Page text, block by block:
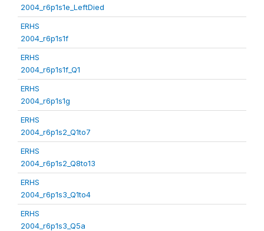
2004_r6p1s1e_LeftDied
ERHS
2004_r6p1s1f
ERHS
2004_r6p1s1f_Q1
ERHS
2004_r6p1s1g
ERHS
2004_r6p1s2_Q1to7
ERHS
2004_r6p1s2_Q8to13
ERHS
2004_r6p1s3_Q1to4
ERHS
2004_r6p1s3_Q5a